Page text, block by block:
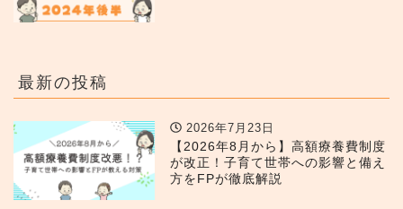
最新の投稿
2026年7月23日
【2026年8月から】高額療養費制度
が改正！子育て世帯への影響と備え
方をFPが徹底解説